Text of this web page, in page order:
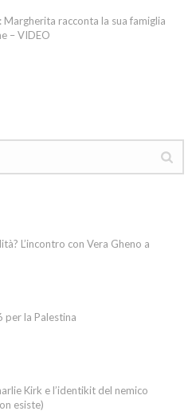
Margherita racconta la sua famiglia
– VIDEO
L’incontro con Vera Gheno a
per la Palestina
Kirk e l’identikit del nemico
esiste)